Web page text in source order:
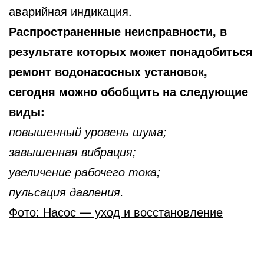
аварийная индикация.
Распространенные неисправности, в
результате которых может понадобиться
ремонт водонасосных установок,
сегодня можно обобщить на следующие
виды:
повышенный уровень шума;
завышенная вибрация;
увеличение рабочего тока;
пульсация давления.
Фото: Насос — уход и восстановление